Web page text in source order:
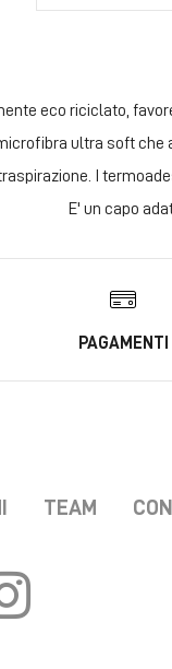
eco riciclato,
ultra soft che
I
un capo adatto
PAGAMENTI
TEAM